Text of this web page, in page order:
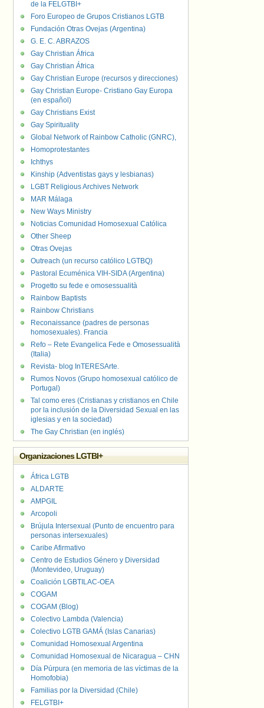
de la FELGTBI+
Foro Europeo de Grupos Cristianos LGTB
Fundación Otras Ovejas (Argentina)
G. E. C. ABRAZOS
Gay Christian África
Gay Christian África
Gay Christian Europe (recursos y direcciones)
Gay Christian Europe- Cristiano Gay Europa
(en español)
Gay Christians Exist
Gay Spirituality
Global Network of Rainbow Catholic (GNRC),
Homoprotestantes
Ichthys
Kinship (Adventistas gays y lesbianas)
LGBT Religious Archives Network
MAR Málaga
New Ways Ministry
Noticias Comunidad Homosexual Católica
Other Sheep
Otras Ovejas
Outreach (un recurso católico LGTBQ)
Pastoral Ecuménica VIH-SIDA (Argentina)
Progetto su fede e omosessualità
Rainbow Baptists
Rainbow Christians
Reconaissance (padres de personas
homosexuales). Francia
Refo – Rete Evangelica Fede e Omosessualità
(Italia)
Revista- blog InTERESArte.
Rumos Novos (Grupo homosexual católico de
Portugal)
Tal como eres (Cristianas y cristianos en Chile
por la inclusión de la Diversidad Sexual en las
iglesias y en la sociedad)
The Gay Christian (en inglés)
Organizaciones LGTBI+
África LGTB
ALDARTE
AMPGIL
Arcopoli
Brújula Intersexual (Punto de encuentro para
personas intersexuales)
Caribe Afirmativo
Centro de Estudios Género y Diversidad
(Montevideo, Uruguay)
Coalición LGBTILAC-OEA
COGAM
COGAM (Blog)
Colectivo Lambda (Valencia)
Colectivo LGTB GAMÁ (Islas Canarias)
Comunidad Homosexual Argentina
Comunidad Homosexual de Nicaragua – CHN
Día Púrpura (en memoria de las víctimas de la
Homofobia)
Familias por la Diversidad (Chile)
FELGTBI+